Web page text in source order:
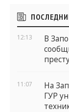
Боковые
виджеты
12:13
В
11:07
На
ГУР